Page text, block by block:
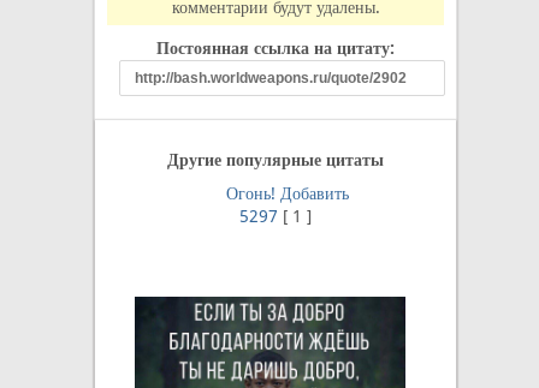
комментарии будут удалены.
Постоянная ссылка на цитату:
Другие популярные цитаты
Огонь! Добавить
5297 [ 1 ]